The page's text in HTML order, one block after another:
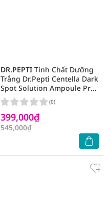
DR.PEPTI Tinh Chất Dưỡng
Trắng Dr.Pepti Centella Dark
Spot Solution Ampoule Pro
30ml
399,000₫
545,000₫
(0)